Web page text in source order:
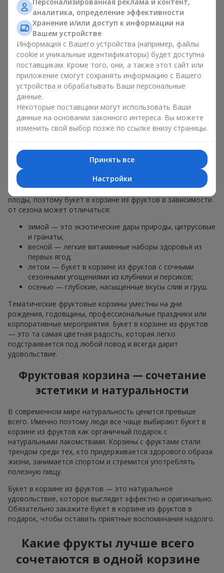
меньше, чем наполнение. Именно праздничное оформление
превращает обычный букет в корзине из фруктов в
гастрономический подарок. В компанииFlowers.uaмы
всегда учитываем пожелания клиента при создании декора.
При формировании композиции используются натуральные
материалы, продуманная упаковка вкуса и, конечно,
декоративные элементы, соответствующие событию.
По желанию клиента корзина с фруктами может быть
оформлена в прозрачной пленке или стильной коробке —
всегда с праздничной подачей, которая выглядит аккуратно
и презентабельно.
Тематические фруктовые
композиции для праздников
и сезонов
Каждое время года имеет свой характер и свои сезонные
плоды, поэтому букет в корзине из фруктов в зависимости
от сезона может отличаться:
зимой — это экзотические дары природы, цитрусовые
и гранаты;
весной — легкие витаминные наборы здоровья из
первых ягод;
летом — букет в корзине из фруктов с сочными
сезонными угощениями из клубники и персиков;
осенью — глубокие, насыщенные вкусы слив и груш.
Тематические фруктовые корзины уместны на дни
рождения, годовщины, профессиональные праздники или
корпоративные мероприятия. Букет в корзине из фруктов
— это та самая цветная радость, которая легко
подстраивается под любой повод и всегда дарит
удовольствие.
Фруктовая корзина — сочетание
эстетики и натуральности
В современном мире натуральность ценится превыше
всего. Именно поэтому люди все чаще выбирают букет в
корзине из фруктов как органичный подарок с
натуральными лакомствами. Корзины с фруктами стали
трендом среди тех, кто придерживается здорового образа
жизни, занимается спортом и стремится употреблять
полезную пищу.
Букет в корзине из фруктов — это натуральное
удовольствие, которое выглядит эффектно и оригинально.
Обязательно закажите букет в корзине из фруктов в
подарок, чтобы оставить приятные воспоминания надолго.
Какие фрукты лучше всего
сочетаются в одной корзине
аналитика, определение эффективности
Хранение и/или доступ к информации на
Вашем устройстве
Информация с Вашего устройства (например, файлы
cookie и уникальные идентификаторы) будет доступна
поставщикам. Кроме того, они, а также этот сайт или
приложение смогут сохранять информацию с Вашего
устройства и обрабатывать Ваши персональные
данные.
Некоторые поставщики могут использовать Ваши
данные на основании законного интереса. Вы можете
изменить свой выбор позже по ссылке внизу страницы.
Принять все
Настройки